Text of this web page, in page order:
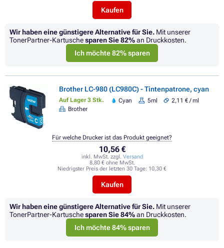
Kaufen
Wir haben eine günstigere Alternative für Sie. Mit unserer
TonerPartner-Kartuschesparen Sie82%an Druckkosten.
Ich möchte 82% sparen
Brother LC-980 (LC980C) - Tintenpatrone, cyan
Auf Lager 3 Stk. Cyan 5ml
2,11 € / ml
Brother
10,56 €
inkl. MwSt. zzgl. Versand
8,80 € ohne MwSt.
Niedrigster Preis der letzten 30 Tage: 10,30 €
Kaufen
Für welche Drucker ist das Produkt geeignet?
Wir haben eine günstigere Alternative für Sie. Mit unserer
TonerPartner-Kartuschesparen Sie84%an Druckkosten.
Ich möchte 84% sparen